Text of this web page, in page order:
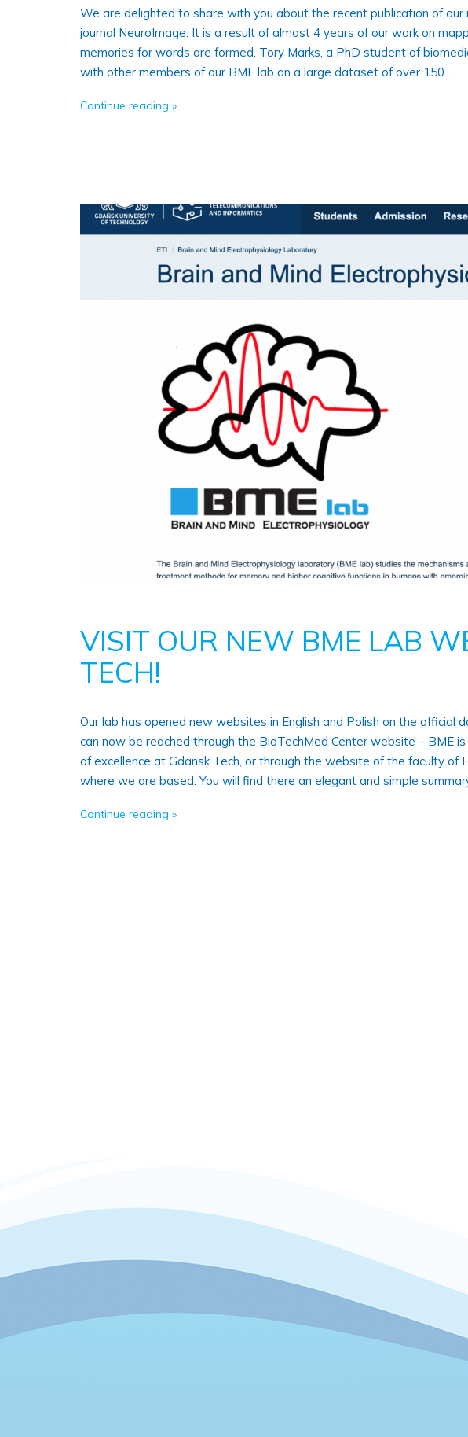
We are delighted to share with you about the recent publication of
journal NeuroImage. It is a result of almost 4 years of our work on
memories for words are formed. Tory Marks, a PhD student of
with other members of our BME lab on a large dataset of over 150…
Continue reading
VISIT OUR NEW BME LAB
TECH!
Our lab has opened new websites in English and Polish on the official
can now be reached through the BioTechMed Center website – BME
of excellence at Gdansk Tech, or through the website of the faculty of
where we are based. You will find there an elegant and simple
Continue reading